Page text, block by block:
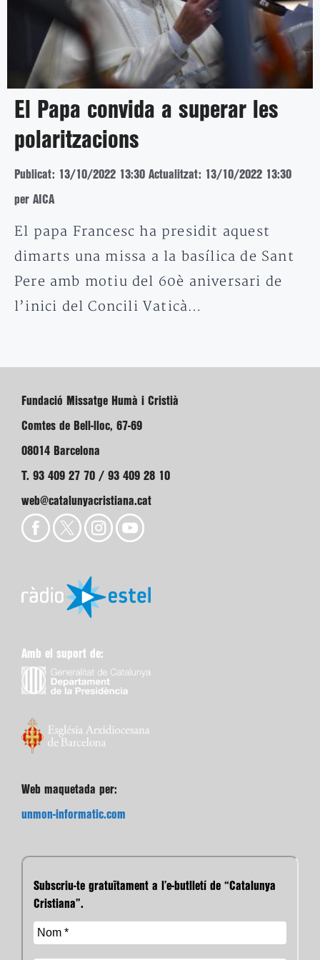
El Papa convida a superar les
polaritzacions
Publicat: 13/10/2022 13:30 Actualitzat: 13/10/2022 13:30
per AICA
El papa Francesc ha presidit aquest
dimarts una missa a la basílica de Sant
Pere amb motiu del 60è aniversari de
l’inici del Concili Vaticà…
Fundació Missatge Humà i Cristià
Comtes de Bell-lloc, 67-69
08014 Barcelona
T. 93 409 27 70 / 93 409 28 10
web@catalunyacristiana.cat
Amb el suport de:
Web maquetada per:
unmon-informatic.com
Subscriu-te gratuïtament a l’e-butlletí de “Catalunya
Cristiana”.